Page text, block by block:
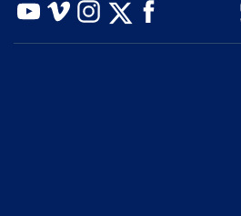
בדוק את הסדרה